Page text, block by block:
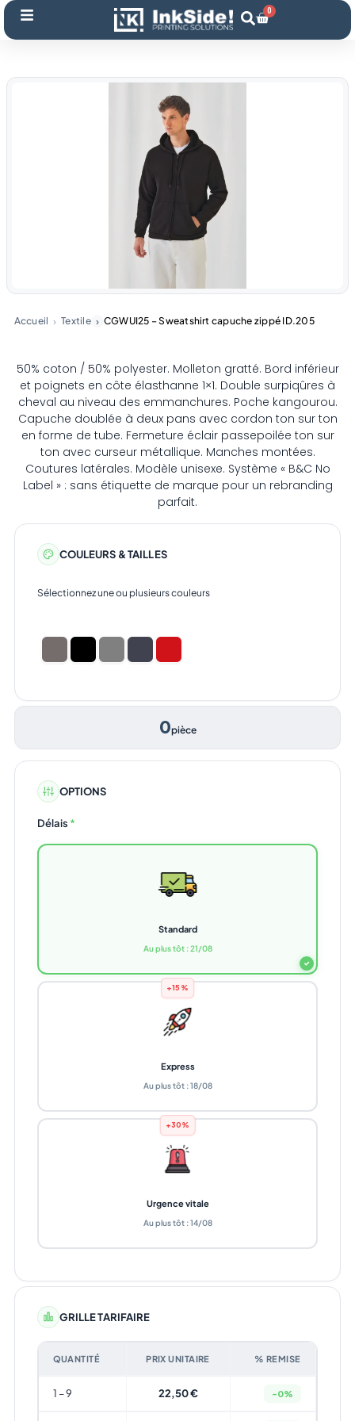
Aller
au
contenu
0
Panier
Accueil Textile CGWUI25 – Sweatshirt capuche zippé ID.205
50% coton / 50% polyester. Molleton gratté. Bord inférieur
et poignets en côte élasthanne 1×1. Double surpiqûres à
cheval au niveau des emmanchures. Poche kangourou.
Capuche doublée à deux pans avec cordon ton sur ton
en forme de tube. Fermeture éclair passepoilée ton sur
ton avec curseur métallique. Manches montées.
Coutures latérales. Modèle unisexe. Système « B&C No
Label » : sans étiquette de marque pour un rebranding
parfait.
COULEURS & TAILLES
Sélectionnez une ou plusieurs couleurs
0pièce
OPTIONS
Délais *
✓
Standard
Au plus tôt : 21/08
+15%
Express
Au plus tôt : 18/08
+30%
Urgence vitale
Au plus tôt : 14/08
GRILLE TARIFAIRE
QUANTITÉ PRIX UNITAIRE % REMISE
1 – 9 22,50 € -0%